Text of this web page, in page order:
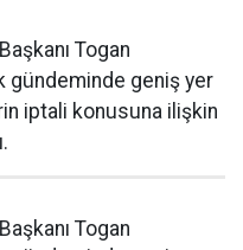
Togan
gündeminde geniş yer
iptali konusuna ilişkin
Togan